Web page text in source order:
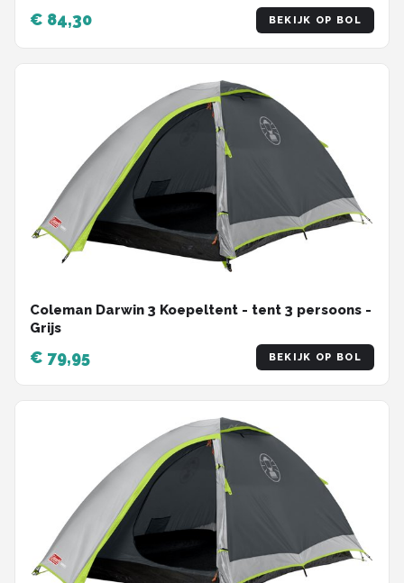
€ 84,30 BEKIJK OP BOL
Coleman Darwin 3 Koepeltent - tent 3 persoons -
Grijs
€ 79,95 BEKIJK OP BOL